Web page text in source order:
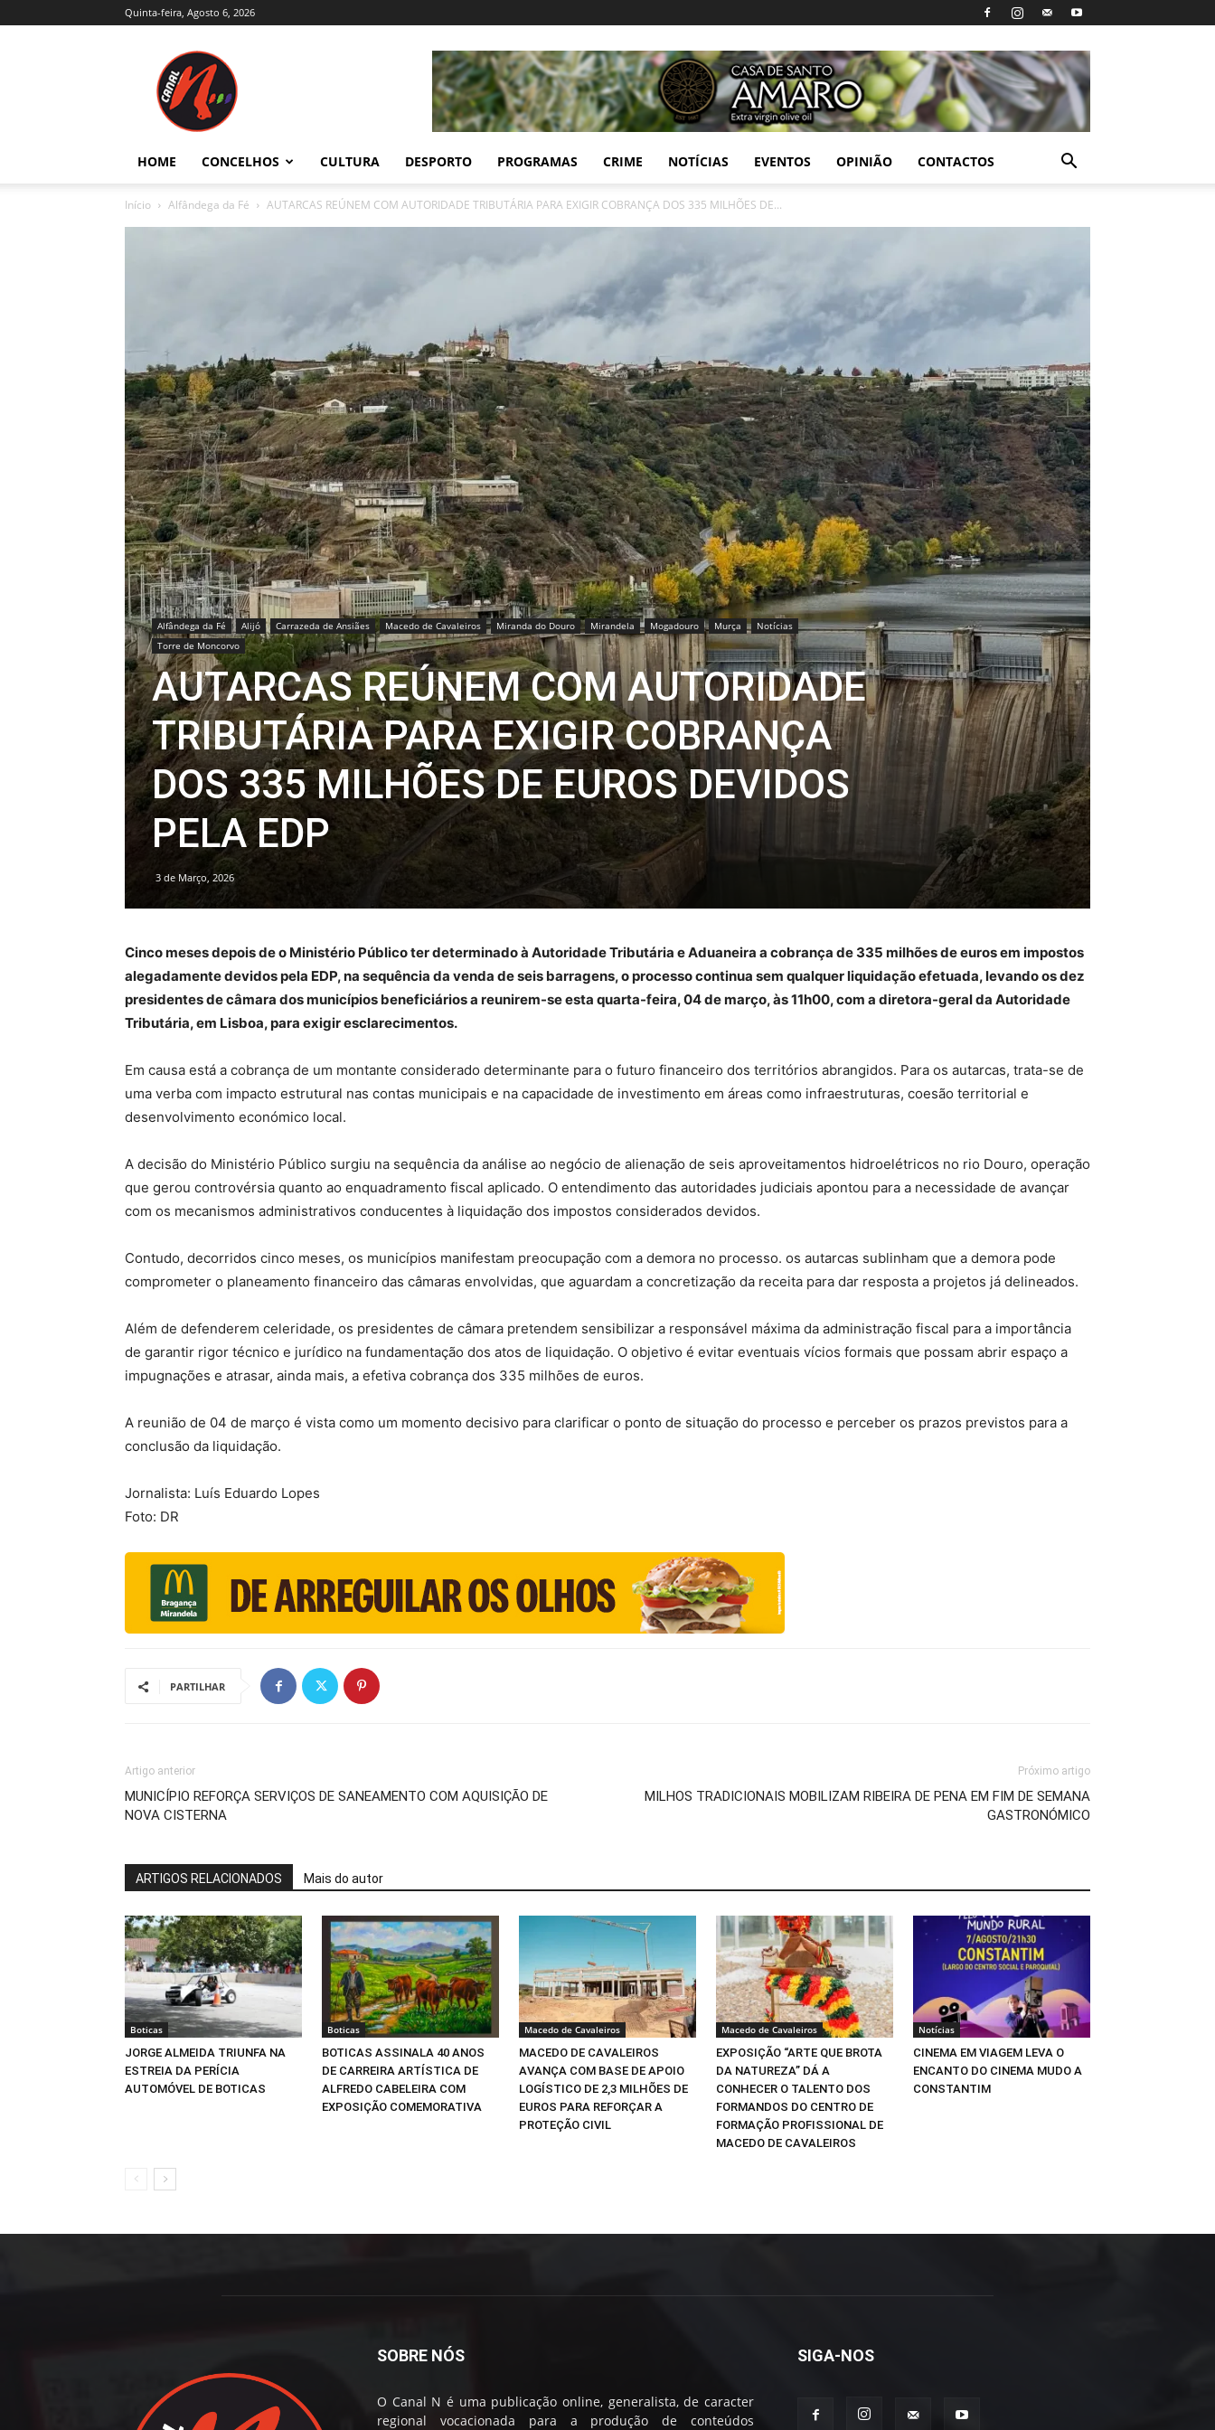
Quinta-feira, Agosto 6, 2026
Trás-
e
Alto
HOME CONCELHOS CULTURA DESPORTO PROGRAMAS CRIME NOTÍCIAS EVENTOS OPINIÃO CONTACTOS
Início Alfândega da Fé AUTARCAS REÚNEM COM AUTORIDADE TRIBUTÁRIA PARA EXIGIR COBRANÇA DOS 335 MILHÕES DE...
Alfândega da Fé Alijó Carrazeda de Ansiães Macedo de Cavaleiros Miranda do Douro Mirandela Mogadouro Murça
Notícias
Torre de Moncorvo
AUTARCAS REÚNEM COM AUTORIDADE
TRIBUTÁRIA PARA EXIGIR COBRANÇA
DOS 335 MILHÕES DE EUROS DEVIDOS
PELA EDP
3 de Março, 2026
Cinco meses depois de o Ministério Público ter determinado à Autoridade Tributária e Aduaneira a cobrança de 335 milhões de euros em impostos
alegadamente devidos pela EDP, na sequência da venda de seis barragens, o processo continua sem qualquer liquidação efetuada, levando os dez
presidentes de câmara dos municípios beneficiários a reunirem-se esta quarta-feira, 04 de março, às 11h00, com a diretora-geral da Autoridade
Tributária, em Lisboa, para exigir esclarecimentos.
Em causa está a cobrança de um montante considerado determinante para o futuro financeiro dos territórios abrangidos. Para os autarcas, trata-se de
uma verba com impacto estrutural nas contas municipais e na capacidade de investimento em áreas como infraestruturas, coesão territorial e
desenvolvimento económico local.
A decisão do Ministério Público surgiu na sequência da análise ao negócio de alienação de seis aproveitamentos hidroelétricos no rio Douro, operação
que gerou controvérsia quanto ao enquadramento fiscal aplicado. O entendimento das autoridades judiciais apontou para a necessidade de avançar
com os mecanismos administrativos conducentes à liquidação dos impostos considerados devidos.
Contudo, decorridos cinco meses, os municípios manifestam preocupação com a demora no processo. os autarcas sublinham que a demora pode
comprometer o planeamento financeiro das câmaras envolvidas, que aguardam a concretização da receita para dar resposta a projetos já delineados.
Além de defenderem celeridade, os presidentes de câmara pretendem sensibilizar a responsável máxima da administração fiscal para a importância
de garantir rigor técnico e jurídico na fundamentação dos atos de liquidação. O objetivo é evitar eventuais vícios formais que possam abrir espaço a
impugnações e atrasar, ainda mais, a efetiva cobrança dos 335 milhões de euros.
A reunião de 04 de março é vista como um momento decisivo para clarificar o ponto de situação do processo e perceber os prazos previstos para a
conclusão da liquidação.
Jornalista: Luís Eduardo Lopes
Foto: DR
PARTILHAR
Artigo anterior
MUNICÍPIO REFORÇA SERVIÇOS DE SANEAMENTO COM AQUISIÇÃO DE
NOVA CISTERNA
Próximo artigo
MILHOS TRADICIONAIS MOBILIZAM RIBEIRA DE PENA EM FIM DE SEMANA
GASTRONÓMICO
ARTIGOS RELACIONADOS Mais do autor
Boticas
JORGE ALMEIDA TRIUNFA NA
ESTREIA DA PERÍCIA
AUTOMÓVEL DE BOTICAS
Boticas
BOTICAS ASSINALA 40 ANOS
DE CARREIRA ARTÍSTICA DE
ALFREDO CABELEIRA COM
EXPOSIÇÃO COMEMORATIVA
Macedo de Cavaleiros
MACEDO DE CAVALEIROS
AVANÇA COM BASE DE APOIO
LOGÍSTICO DE 2,3 MILHÕES DE
EUROS PARA REFORÇAR A
PROTEÇÃO CIVIL
Macedo de Cavaleiros
EXPOSIÇÃO “ARTE QUE BROTA
DA NATUREZA” DÁ A
CONHECER O TALENTO DOS
FORMANDOS DO CENTRO DE
FORMAÇÃO PROFISSIONAL DE
MACEDO DE CAVALEIROS
Notícias
CINEMA EM VIAGEM LEVA O
ENCANTO DO CINEMA MUDO A
CONSTANTIM
SOBRE NÓS
O Canal N é uma publicação online, generalista, de caracter
regional vocacionada para a produção de conteúdos
SIGA-NOS